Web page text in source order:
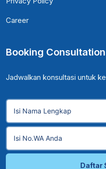
Career
Booking Consultation
Jadwalkan konsultasi untuk
Daftar